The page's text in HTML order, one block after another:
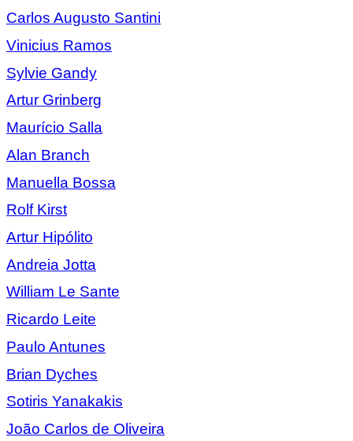
Carlos Augusto Santini
Vinicius Ramos
Sylvie Gandy
Artur Grinberg
Maurício Salla
Alan Branch
Manuella Bossa
Rolf Kirst
Artur Hipólito
Andreia Jotta
William Le Sante
Ricardo Leite
Paulo Antunes
Brian Dyches
Sotiris Yanakakis
João Carlos de Oliveira